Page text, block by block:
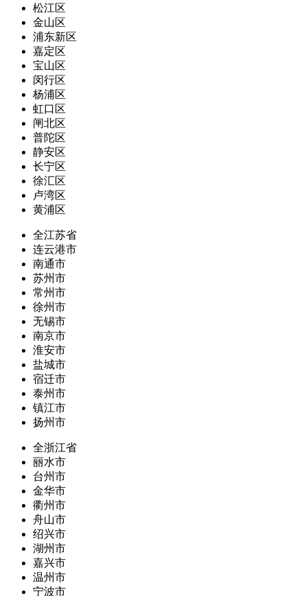
松江区
金山区
浦东新区
嘉定区
宝山区
闵行区
杨浦区
虹口区
闸北区
普陀区
静安区
长宁区
徐汇区
卢湾区
黄浦区
全江苏省
连云港市
南通市
苏州市
常州市
徐州市
无锡市
南京市
淮安市
盐城市
宿迁市
泰州市
镇江市
扬州市
全浙江省
丽水市
台州市
金华市
衢州市
舟山市
绍兴市
湖州市
嘉兴市
温州市
宁波市